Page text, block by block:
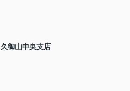
御山中央支店